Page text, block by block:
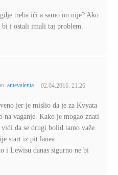
treba ići a samo on nije? Ako
bi i ostali imali taj problem.
toantevalenta 02.04.2016. 21:26
jer je mislio da je za Kvyata
na vaganje. Kako je mogao znati
da se drugi bolid tamo važe.
start iz pit lanea…
i Lewisu danas sigurno ne bi